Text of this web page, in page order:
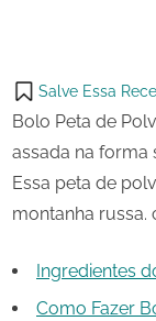
on
X
Salve Essa
Bolo Peta de
assada na forma
Essa peta de
montanha russa.
Ingredientes
Como Fazer